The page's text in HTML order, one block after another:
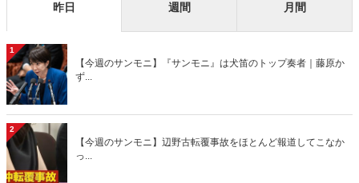
昨日 週間 月間
1
【今週のサンモニ】『サンモニ』は犬笛のトップ奏者｜藤原か
ず...
2
【今週のサンモニ】辺野古転覆事故をほとんど報道してこなか
っ...